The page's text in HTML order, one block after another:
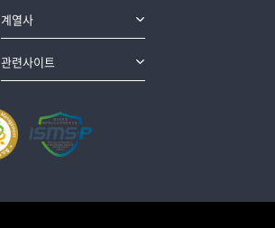
계열사
관련사이트